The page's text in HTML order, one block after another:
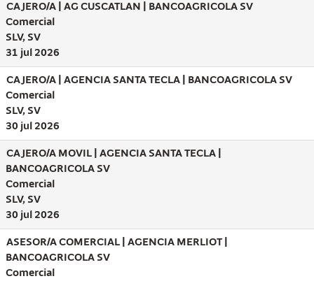
CAJERO/A | AG CUSCATLAN | BANCOAGRICOLA SV
Comercial
SLV, SV
31 jul 2026
CAJERO/A | AGENCIA SANTA TECLA | BANCOAGRICOLA SV
Comercial
SLV, SV
30 jul 2026
CAJERO/A MOVIL | AGENCIA SANTA TECLA |
BANCOAGRICOLA SV
Comercial
SLV, SV
30 jul 2026
ASESOR/A COMERCIAL | AGENCIA MERLIOT |
BANCOAGRICOLA SV
Comercial